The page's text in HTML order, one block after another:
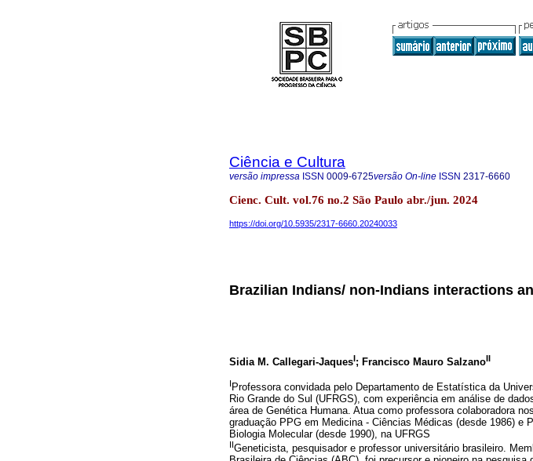
Ciência e Cultura
versão impressa ISSN 0009-6725versão On-line ISSN 2317-6660
Cienc. Cult. vol.76 no.2 São Paulo abr./jun. 2024
https://doi.org/10.5935/2317-6660.20240033
Brazilian Indians/ non-Indians interactions
Sidia M. Callegari-JaquesI; Francisco Mauro SalzanoII
I Professora convidada pelo Departamento de Estatística da
Rio Grande do Sul (UFRGS), com experiência em análise de
área de Genética Humana. Atua como professora colaboradora
graduação PPG em Medicina - Ciências Médicas (desde 1986) e
Biologia Molecular (desde 1990), na UFRGS
IIGeneticista, pesquisador e professor universitário brasileiro.